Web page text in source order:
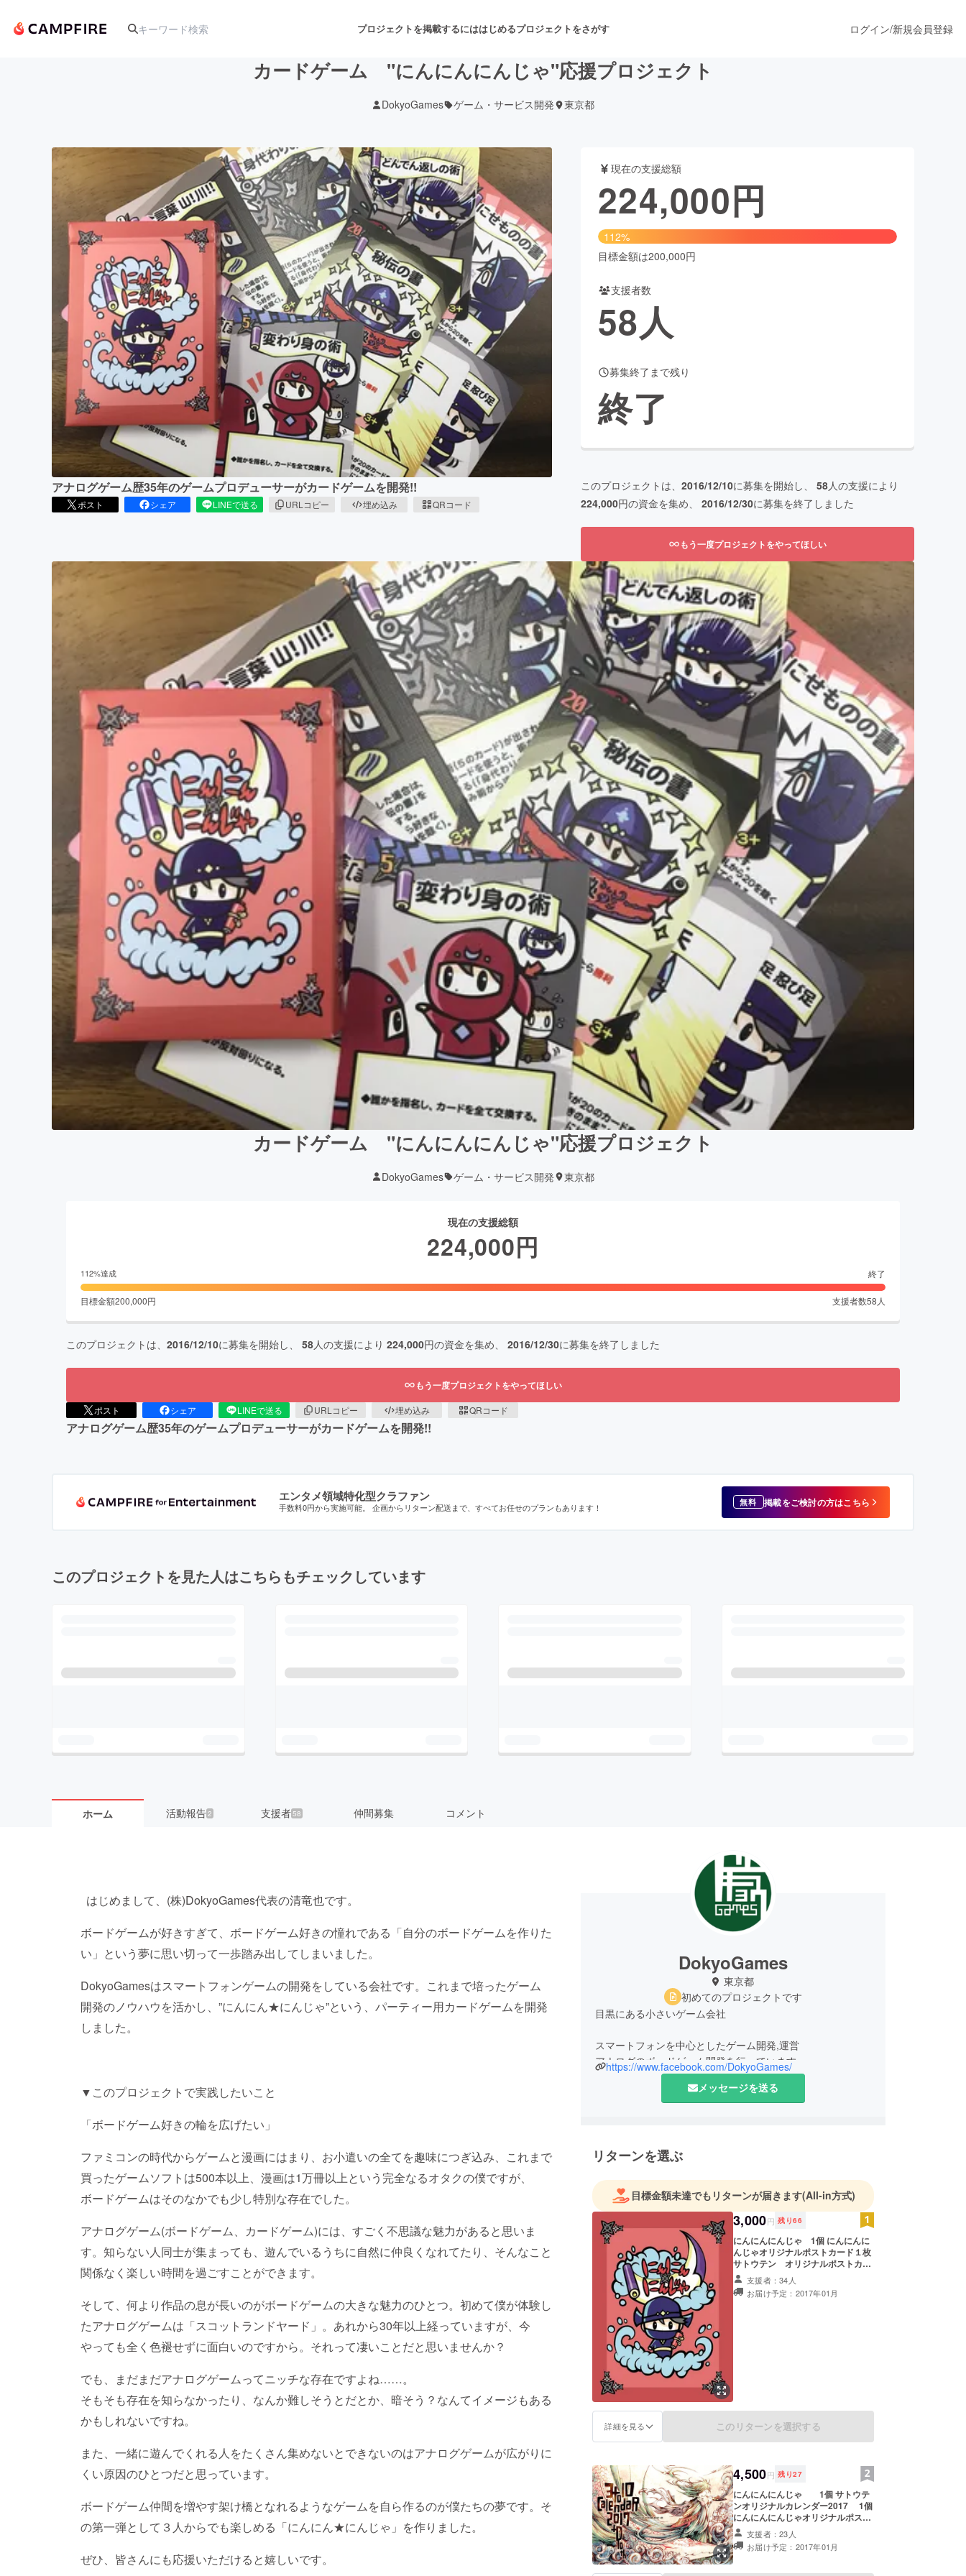
プロジェクトを掲載するにははじめるプロジェクトをさがす
アート・写真 音楽 舞台・パフォーマンス
テクノロジー・ガジェット ゲーム・サービス開発 フード・飲食店 ファッション
映像・映画 書籍・雑誌出版 アニメ・漫画
ビジネス・起業 チャレンジ ビューティー・ヘルスケア
まちづくり・地域活性化
CAMPFIRE for Social Good CAMPFIRE Creation
CAMPFIREふるさと納税machi-ya
ログイン/新規会員登録
カードゲーム "にんにんにんじゃ"応援プロジェクト
DokyoGames ゲーム・サービス開発 東京都
アナログゲーム歴35年のゲームプロデューサーがカードゲームを開発!!
ポスト シェア LINEで送る URLコピー 埋め込み QRコード
現在の支援総額
224,000円
112%
目標金額は200,000円
支援者数
58人
募集終了まで残り
終了
このプロジェクトは、 2016/12/10に募集を開始し、 58人の支援により
224,000円の資金を集め、 2016/12/30に募集を終了しました
もう一度プロジェクトをやってほしい
カードゲーム "にんにんにんじゃ"応援プロジェクト
DokyoGames ゲーム・サービス開発 東京都
現在の支援総額
224,000円
112%達成 終了
目標金額200,000円 支援者数58 人
このプロジェクトは、 2016/12/10に募集を開始し、 58人の支援により 224,000円の資金を集め、 2016/12/30に募集を終了しました
もう一度プロジェクトをやってほしい
ポスト シェア LINEで送る URLコピー 埋め込み QRコード
アナログゲーム歴35年のゲームプロデューサーがカードゲームを開発!!
エンタメ領域特化型クラファン
手数料0円から実施可能。 企画からリターン配送まで、すべてお任せのプランもあります！ 無料 掲載をご検討の方はこちら
このプロジェクトを見た人はこちらもチェックしています
ホーム 活動報告 2 支援者58 仲間募集 コメント
はじめまして、(株)DokyoGames代表の清竜也です。
ボードゲームが好きすぎて、ボードゲーム好きの憧れである「自分のボードゲームを作りた
い」という夢に思い切って一歩踏み出してしまいました。
DokyoGamesはスマートフォンゲームの開発をしている会社です。これまで培ったゲーム
開発のノウハウを活かし、”にんにん★にんじゃ”という、パーティー用カードゲームを開発
しました。
▼このプロジェクトで実践したいこと
「ボードゲーム好きの輪を広げたい」
ファミコンの時代からゲームと漫画にはまり、お小遣いの全てを趣味につぎ込み、これまで
買ったゲームソフトは500本以上、漫画は1万冊以上という完全なるオタクの僕ですが、
ボードゲームはそのなかでも少し特別な存在でした。
アナログゲーム(ボードゲーム、カードゲーム)には、すごく不思議な魅力があると思いま
す。知らない人同士が集まっても、遊んでいるうちに自然に仲良くなれてたり、そんなこと
関係なく楽しい時間を過ごすことができます。
そして、何より作品の息が長いのがボードゲームの大きな魅力のひとつ。初めて僕が体験し
たアナログゲームは「スコットランドヤード」。あれから30年以上経っていますが、今
やっても全く色褪せずに面白いのですから。それって凄いことだと思いませんか？
でも、まだまだアナログゲームってニッチな存在ですよね……。
そもそも存在を知らなかったり、なんか難しそうとだとか、暗そう？なんてイメージもある
かもしれないですね。
また、一緒に遊んでくれる人をたくさん集めないとできないのはアナログゲームが広がりに
くい原因のひとつだと思っています。
ボードゲーム仲間を増やす架け橋となれるようなゲームを自ら作るのが僕たちの夢です。そ
の第一弾として３人からでも楽しめる「にんにん★にんじゃ」を作りました。
ぜひ、皆さんにも応援いただけると嬉しいです。
DokyoGames
東京都
初めてのプロジェクトです
目黒にある小さいゲーム会社
スマートフォンを中心としたゲーム開発,運営
アナログのボードゲーム開発を行っています。
https://www.facebook.com/DokyoGames/
メッセージを送る
リターンを選ぶ
目標金額未達でもリターンが届きます(All-in方式)
3,000円 残り66
にんにんにんじゃ 1個 にんにんに
んじゃオリジナルポストカード１枚
サトウテン オリジナルポストカー
ド5枚 送料込み
支援者：34人
お届け予定：2017年01月
詳細を見る このリターンを選択する
4,500円 残り27
にんにんにんじゃ 1個 サトウテ
ンオリジナルカレンダー2017 1個
にんにんにんじゃオリジナルポスト
カード１枚 （送料込み）
支援者：23人
お届け予定：2017年01月